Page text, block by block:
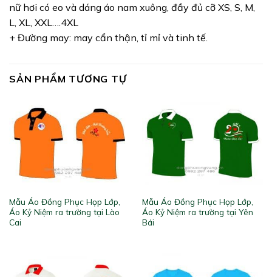
nữ hơi có eo và dáng áo nam xuông, đầy đủ cỡ XS, S, M,
L, XL, XXL….4XL
+ Đường may: may cẩn thận, tỉ mỉ và tinh tế.
SẢN PHẨM TƯƠNG TỰ
Mẫu Áo Đồng Phục Họp Lớp,
Áo Kỷ Niệm ra trường tại Lào
Cai
Mẫu Áo Đồng Phục Họp Lớp,
Áo Kỷ Niệm ra trường tại Yên
Bái